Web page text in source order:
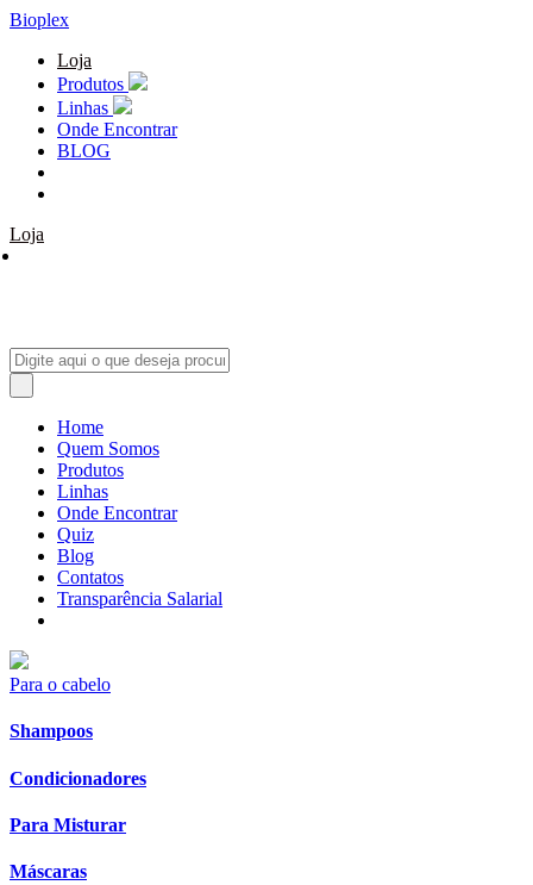
Bioplex
Loja
Produtos
Linhas
Onde Encontrar
BLOG
Loja
Home
Quem Somos
Produtos
Linhas
Onde Encontrar
Quiz
Blog
Contatos
Transparência Salarial
Para o cabelo
Shampoos
Condicionadores
Para Misturar
Máscaras